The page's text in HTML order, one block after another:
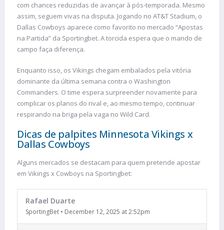
com chances reduzidas de avançar à pós-temporada. Mesmo
assim, seguem vivas na disputa. Jogando no AT&T Stadium, o
Dallas Cowboys aparece como favorito no mercado “Apostas
na Partida” da Sportingbet. A torcida espera que o mando de
campo faça diferença.
Enquanto isso, os Vikings chegam embalados pela vitória
dominante da última semana contra o Washington
Commanders. O time espera surpreender novamente para
complicar os planos do rival e, ao mesmo tempo, continuar
respirando na briga pela vaga no Wild Card.
Dicas de palpites Minnesota Vikings x
Dallas Cowboys
Alguns mercados se destacam para quem pretende apostar
em Vikings x Cowboys na Sportingbet:
Rafael Duarte
SportingBet • December 12, 2025 at 2:52pm